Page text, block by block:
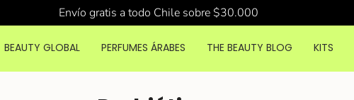
Envío gratis a todo Chile sobre $30.000
BEAUTY GLOBAL PERFUMES ÁRABES THE BEAUTY BLOG KITS